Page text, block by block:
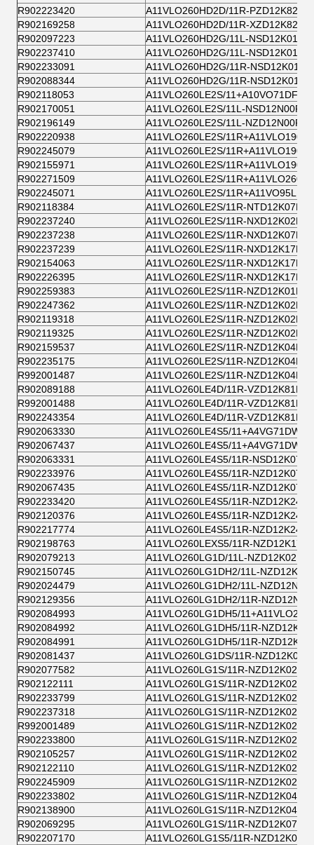
R902223420
A11VLO260HD2D/11R-PZD12K82-S
R902169258
A11VLO260HD2D/11R-XZD12K82-S
R902097223
A11VLO260HD2G/11L-NSD12K01
R902237410
A11VLO260HD2G/11L-NSD12K01
R902233091
A11VLO260HD2G/11R-NSD12K01
R902088344
A11VLO260HD2G/11R-NSD12K01
R902118053
A11VLO260LE2S/
R902170051
A11VLO260LE2S/11L-NSD12N00P-S
R902196149
A11VLO260LE2S/11L-NZD12N00P
R902220938
A11VLO260LE2S/
R902245079
A11VLO260LE2S/
R902155971
A11VLO260LE2S/
R902271509
A11VLO260LE2S/
R902245071
A11VLO260LE2S/
R902118384
A11VLO260LE2S/11R-NTD12K07RP
R902237240
A11VLO260LE2S/11R-NXD12K02P-S
R902237238
A11VLO260LE2S/11R-NXD12K07P-S
R902237239
A11VLO260LE2S/11R-NXD12K17P-S
R902154063
A11VLO260LE2S/11R-NXD12K17P-S
R902226395
A11VLO260LE2S/11R-NXD12K17P-S
R902259383
A11VLO260LE2S/11R-NZD12K01P
R902247362
A11VLO260LE2S/11R-NZD12K02P-S
R902119318
A11VLO260LE2S/11R-NZD12K02P-S
R902119325
A11VLO260LE2S/11R-NZD12K02P-S
R902159537
A11VLO260LE2S/11R-NZD12K04P-S
R902235175
A11VLO260LE2S/11R-NZD12K04P-Y
R992001487
A11VLO260LE2S/11R-NZD12K04P-Y
R902089188
A11VLO260LE4D/11R-VZD12K81H
R992001488
A11VLO260LE4D/11R-VZD12K81H
R902243354
A11VLO260LE4D/11R-VZD12K81H-S
R902063330
A11VLO260LE4S5/11+A4VG71DW/32
R902067437
A11VLO260LE4S5/11+A4VG71DW/32
R902063331
A11VLO260LE4S5/11R-NSD12K07-S
R902233976
A11VLO260LE4S5/11R-NZD12K07
R902067435
A11VLO260LE4S5/11R-NZD12K07-S
R902233420
A11VLO260LE4S5/11R-NZD12K24P-
R902120376
A11VLO260LE4S5/11R-NZD12K24P-
R902217774
A11VLO260LE4S5/11R-NZD12K24P-
R902198763
A11VLO260LEXS5/11R-NZD12K17P-
R902079213
A11VLO260LG1D/11L-NZD12K02
R902150745
A11VLO260LG1DH2/11L-NZD12K02
R902024479
A11VLO260LG1DH2/11L-NZD12N00
R902129356
A11VLO260LG1DH2/11R-NZD12N00
R902084993
A11VLO260LG1DH5/
R902084992
A11VLO260LG1DH5/11R-NZD12K01
R902084991
A11VLO260LG1DH5/11R-NZD12K67
R902081437
A11VLO260LG1DS/11R-NZD12K02-S
R902077582
A11VLO260LG1S/11R-NZD12K02-S
R902122111
A11VLO260LG1S/11R-NZD12K02-S
R902233799
A11VLO260LG1S/11R-NZD12K02-S
R902237318
A11VLO260LG1S/11R-NZD12K02-S
R992001489
A11VLO260LG1S/11R-NZD12K02-S
R902233800
A11VLO260LG1S/11R-NZD12K02-S
R902105257
A11VLO260LG1S/11R-NZD12K02-S
R902122110
A11VLO260LG1S/11R-NZD12K02-S
R902245909
A11VLO260LG1S/11R-NZD12K02-S
R902233802
A11VLO260LG1S/11R-NZD12K04-S
R902138900
A11VLO260LG1S/11R-NZD12K04-S
R902069295
A11VLO260LG1S/11R-NZD12K07-S
R902207170
A11VLO260LG1S5/11R-NZD12K04-Y